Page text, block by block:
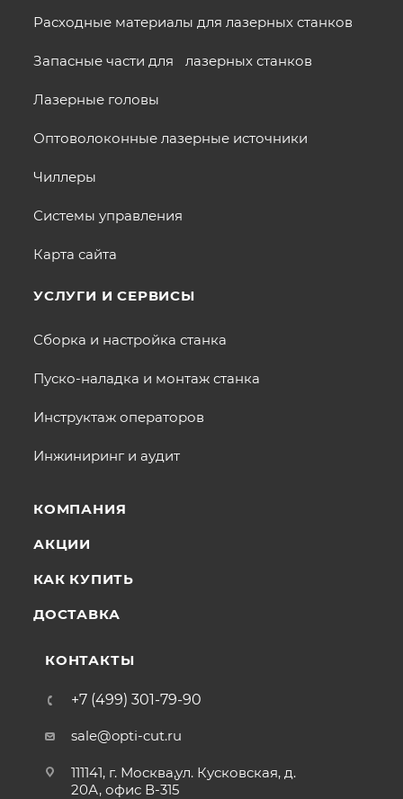
Расходные материалы для лазерных станков
Запасные части для лазерных станков
Лазерные головы
Оптоволоконные лазерные источники
Чиллеры
Системы управления
Карта сайта
УСЛУГИ И СЕРВИСЫ
Сборка и настройка станка
Пуско-наладка и монтаж станка
Инструктаж операторов
Инжиниринг и аудит
КОМПАНИЯ
АКЦИИ
КАК КУПИТЬ
ДОСТАВКА
КОНТАКТЫ
+7 (499) 301-79-90
sale@opti-cut.ru
111141, г. Москва,ул. Кусковская, д.
20А, офис В-315